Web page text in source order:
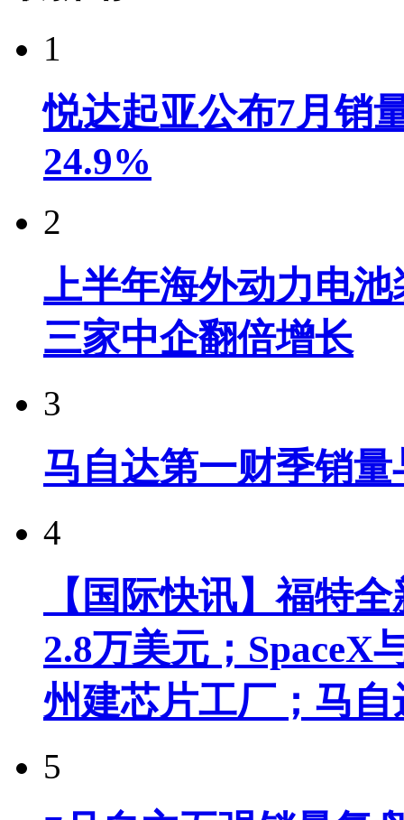
1
悦达起亚公布7月销
24.9%
2
上半年海外动力电
三家中企翻倍增长
3
马自达第一财季销
4
【国际快讯】福特
2.8万美元；SpaceX
州建芯片工厂；马
5